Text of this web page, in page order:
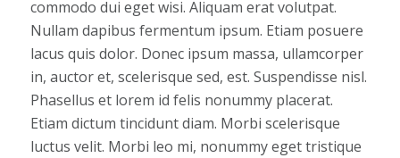
commodo dui eget wisi. Aliquam erat volutpat.
Nullam dapibus fermentum ipsum. Etiam posuere
lacus quis dolor. Donec ipsum massa, ullamcorper
in, auctor et, scelerisque sed, est. Suspendisse nisl.
Phasellus et lorem id felis nonummy placerat.
Etiam dictum tincidunt diam. Morbi scelerisque
luctus velit. Morbi leo mi, nonummy eget tristique